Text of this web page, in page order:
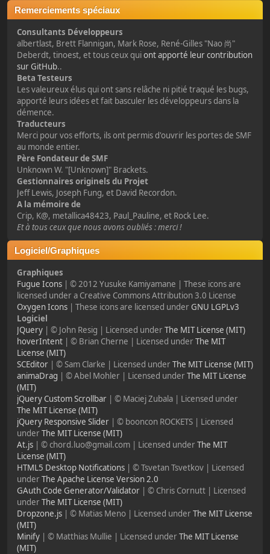
Remerciements spéciaux
Consultants Développeurs
albertlast, Brett Flannigan, Mark Rose, René-Gilles "Nao 尚"
Deberdt, tinoest, et tous ceux quiont apporté leur contribution
sur GitHub..
Beta Testeurs
Les valeureux élus qui ont sans relâche ni pitié traqué les bugs,
apporté leurs idées et fait basculer les développeurs dans la
démence.
Traducteurs
Merci pour vos efforts, ils ont permis d'ouvrir les portes de SMF
au monde entier.
Père Fondateur de SMF
Unknown W. "[Unknown]" Brackets.
Gestionnaires originels du Projet
Jeff Lewis, Joseph Fung, et David Recordon.
A la mémoire de
Crip, K@, metallica48423, Paul_Pauline, et Rock Lee.
Et à tous ceux que nous avons oubliés : merci !
Logiciel/Graphiques
Graphiques
Fugue Icons | © 2012 Yusuke Kamiyamane | These icons are
licensed under a Creative Commons Attribution 3.0 License
Oxygen Icons | These icons are licensed underGNU LGPLv3
Logiciel
JQuery | © John Resig | Licensed underThe MIT License (MIT)
hoverIntent | © Brian Cherne | Licensed underThe MIT
License (MIT)
SCEditor | © Sam Clarke | Licensed underThe MIT License (MIT)
animaDrag | © Abel Mohler | Licensed underThe MIT License
(MIT)
jQuery Custom Scrollbar | © Maciej Zubala | Licensed under
The MIT License (MIT)
jQuery Responsive Slider | © booncon ROCKETS | Licensed
underThe MIT License (MIT)
At.js | © chord.luo@gmail.com | Licensed underThe MIT
License (MIT)
HTML5 Desktop Notifications | © Tsvetan Tsvetkov | Licensed
underThe Apache License Version 2.0
GAuth Code Generator/Validator | © Chris Cornutt | Licensed
underThe MIT License (MIT)
Dropzone.js | © Matias Meno | Licensed underThe MIT License
(MIT)
Minify | © Matthias Mullie | Licensed underThe MIT License
(MIT)